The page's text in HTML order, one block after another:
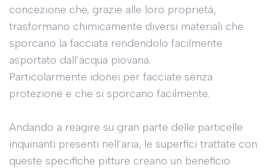
concezione che, grazie alle loro proprietà,
trasformano chimicamente diversi materiali che
sporcano la facciata rendendolo facilmente
asportato dall’acqua piovana.
Particolarmente idonei per facciate senza
protezione e che si sporcano facilmente.
Andando a reagire su gran parte delle particelle
inquinanti presenti nell’aria, le superfici trattate con
queste specifiche pitture creano un beneficio